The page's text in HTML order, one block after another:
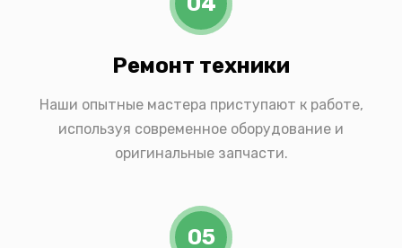
Ремонт техники
Наши опытные мастера приступают к работе,
используя современное оборудование и
оригинальные запчасти.
05